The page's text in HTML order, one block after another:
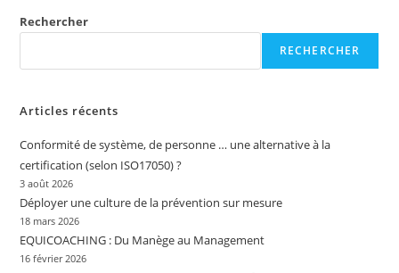
Rechercher
RECHERCHER
Articles récents
Conformité de système, de personne … une alternative à la
certification (selon ISO17050) ?
3 août 2026
Déployer une culture de la prévention sur mesure
18 mars 2026
EQUICOACHING : Du Manège au Management
16 février 2026